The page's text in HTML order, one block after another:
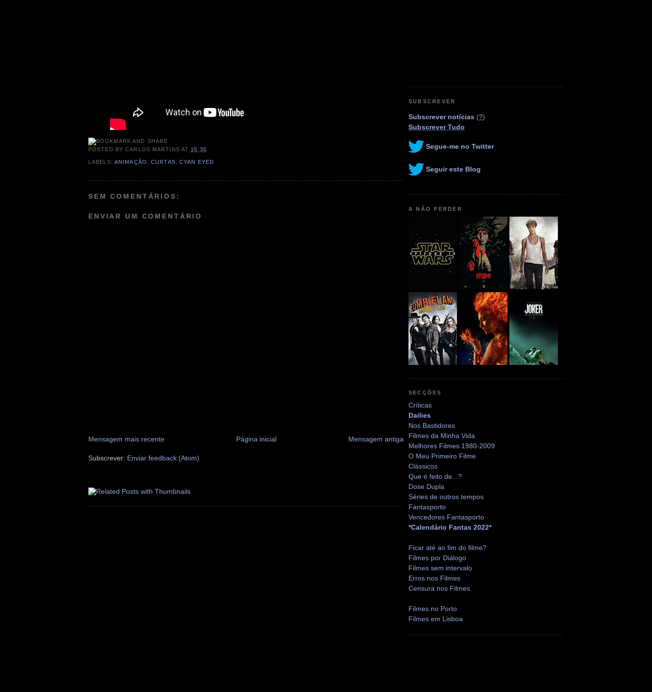
POSTED BYCARLOS MARTINS AT 15:30
LABELS: ANIMAÇÃO ,CURTAS ,CYAN EYED
SEM COMENTÁRIOS:
ENVIAR UM COMENTÁRIO
Mensagem mais recente Mensagem antiga
Página inicial
Subscrever: Enviar feedback (Atom)
SUBSCREVER
Subscrever notícias (?)
Subscrever Tudo
Segue-me no Twitter
Seguir este Blog
A NÃO PERDER
SECÇÕES
Críticas
Dailies
Nos Bastidores
Filmes da Minha Vida
Melhores Filmes 1980-2009
O Meu Primeiro Filme
Clássicos
Que é feito de...?
Dose Dupla
Séries de outros tempos
Fantasporto
Vencedores Fantasporto
*Calendário Fantas 2022*
Ficar até ao fim do filme?
Filmes por Diálogo
Filmes sem intervalo
Erros nos Filmes
Censura nos Filmes
Filmes no Porto
Filmes em Lisboa